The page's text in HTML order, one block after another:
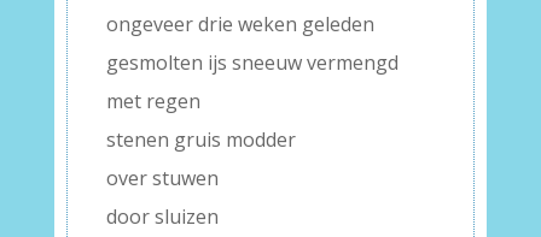
ongeveer drie weken geleden
gesmolten ijs sneeuw vermengd
met regen
stenen gruis modder
over stuwen
door sluizen